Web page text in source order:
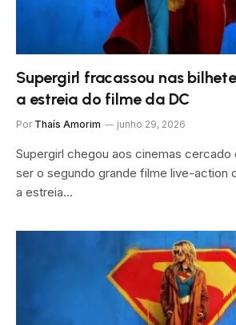
Supergirl fracassou nas
a estreia do filme da DC
Por Thaís Amorim junho 29, 2026
Supergirl chegou aos cinemas
ser o segundo grande filme live-action
a estreia…